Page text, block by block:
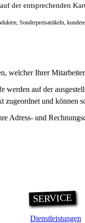
der entsprechenden
Sonderpreisartikeln,
welcher Ihrer
werden auf der
zugeordnet und können
Adress- und
SERVICE
Dienstleistungen